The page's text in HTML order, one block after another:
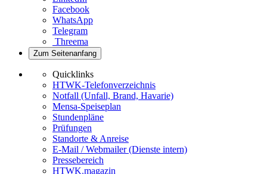
Facebook
WhatsApp
Telegram
Threema
Zum Seitenanfang
Quicklinks
HTWK-Telefonverzeichnis
Notfall (Unfall, Brand, Havarie)
Mensa-Speiseplan
Stundenpläne
Prüfungen
Standorte & Anreise
E-Mail / Webmailer (Dienste intern)
Pressebereich
HTWK.magazin